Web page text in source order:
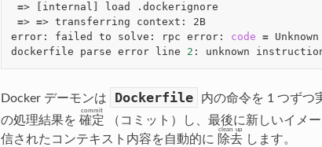
=> internal load
=> => transferring
error: failed to solve: rpc error: code = Unknown
dockerfile parse error line 2
Docker デーモンは Dockerfile
内の命令を 1 つずつ
の処理結果を 確定
commit
（コミット）し、最後に新しいイメ
信されたコンテキスト内容を自動的に 除去
clean up
します。